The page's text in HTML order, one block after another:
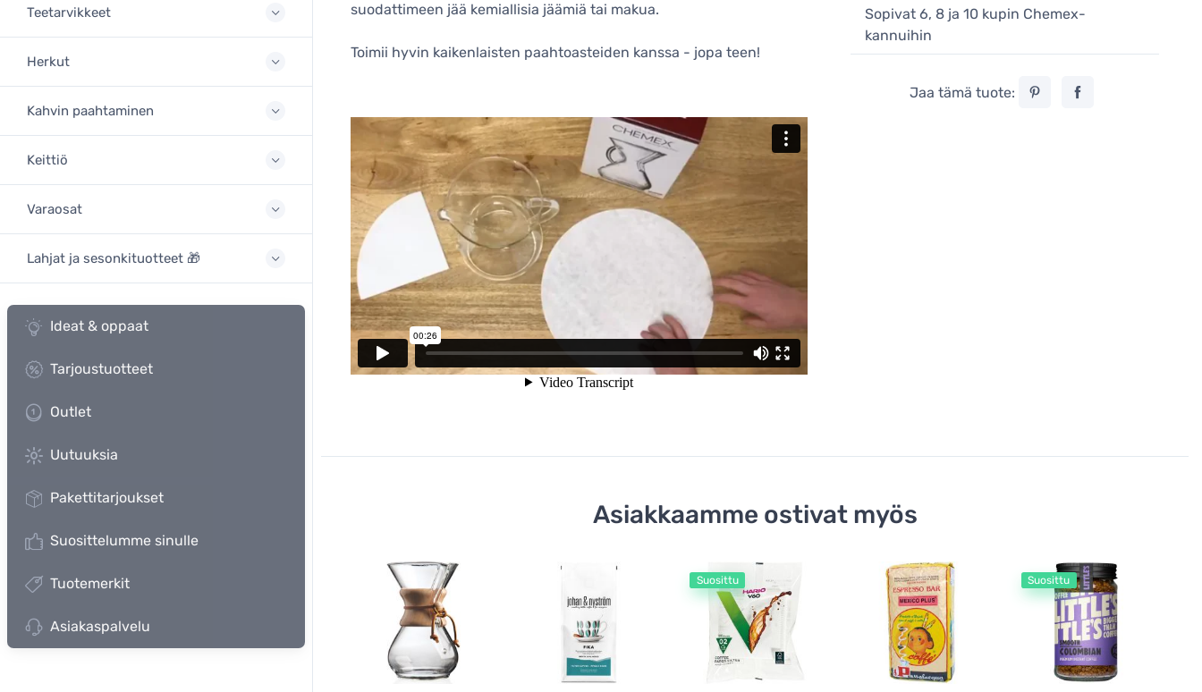
Teetarvikkeet
Herkut
Kahvin paahtaminen
Keittiö
Varaosat
Lahjat ja sesonkituotteet 🎁
Ideat & oppaat
Tarjoustuotteet
Outlet
Uutuuksia
Pakettitarjoukset
Suosittelumme sinulle
Tuotemerkit
Asiakaspalvelu
suodattimeen jää kemiallisia jäämiä tai makua.
Toimii hyvin kaikenlaisten paahtoasteiden kanssa - jopa teen!
Sopivat 6, 8 ja 10 kupin Chemex-
kannuihin
Jaa tämä tuote:
Asiakkaamme ostivat myös
Suosittu Suosittu